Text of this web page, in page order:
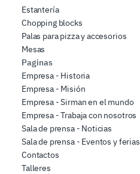
Estantería
Chopping blocks
Palas para pizza y accesorios
Mesas
Paginas
Empresa - Historia
Empresa - Misión
Empresa - Sirman en el mundo
Empresa - Trabaja con nosotros
Sala de prensa - Noticias
Sala de prensa - Eventos y ferias
Contactos
Talleres